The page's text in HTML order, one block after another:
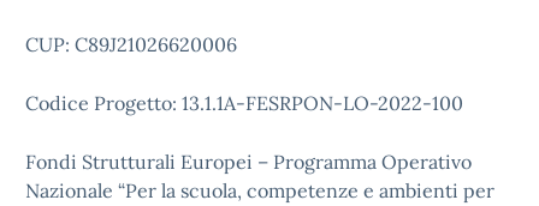
CUP: C89J21026620006
Codice Progetto: 13.1.1A-FESRPON-LO-2022-100
Fondi Strutturali Europei – Programma Operativo
Nazionale “Per la scuola, competenze e ambienti per